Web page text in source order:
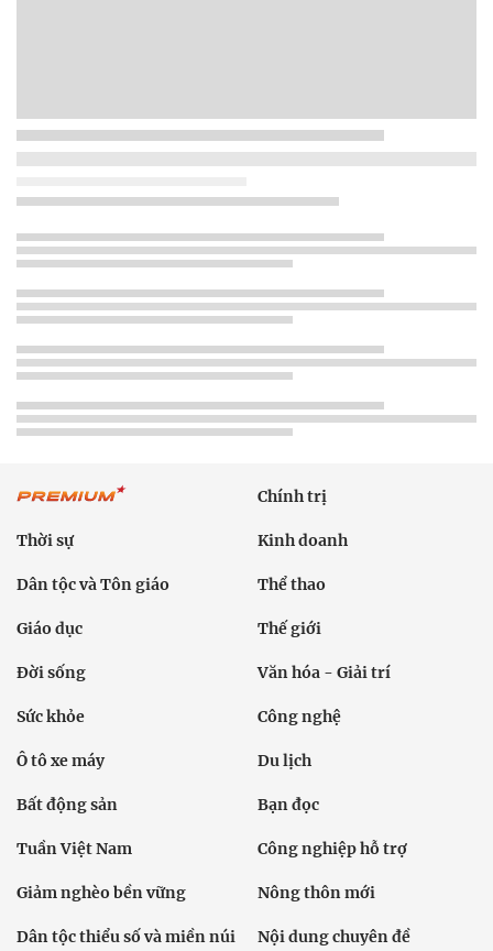
Chính trị
Thời sự Kinh doanh
Dân tộc và Tôn giáo Thể thao
Giáo dục Thế giới
Đời sống Văn hóa - Giải trí
Sức khỏe Công nghệ
Ô tô xe máy Du lịch
Bất động sản Bạn đọc
Tuần Việt Nam Công nghiệp hỗ trợ
Giảm nghèo bền vững Nông thôn mới
Dân tộc thiểu số và miền núi Nội dung chuyên đề